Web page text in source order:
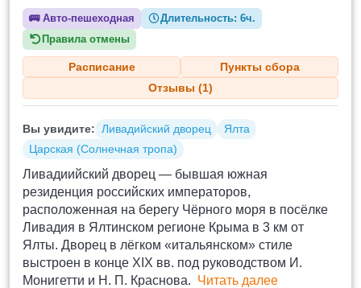
🚌Авто-пешеходная Длительность:6ч.
Правила отмены
Расписание
Пункты сбора
Отзывы (1)
Вы увидите: Ливадийский дворец
Ялта
Царская (Солнечная тропа)
Ливадиийский дворец — бывшая южная
резиденция российских императоров,
расположенная на берегу Чёрного моря в посёлке
Ливадия в Ялтинском регионе Крыма в 3 км от
Ялты. Дворец в лёгком «итальянском» стиле
выстроен в конце XIX вв. под руководством И.
Монигетти и Н. П. Краснова. Читать далее